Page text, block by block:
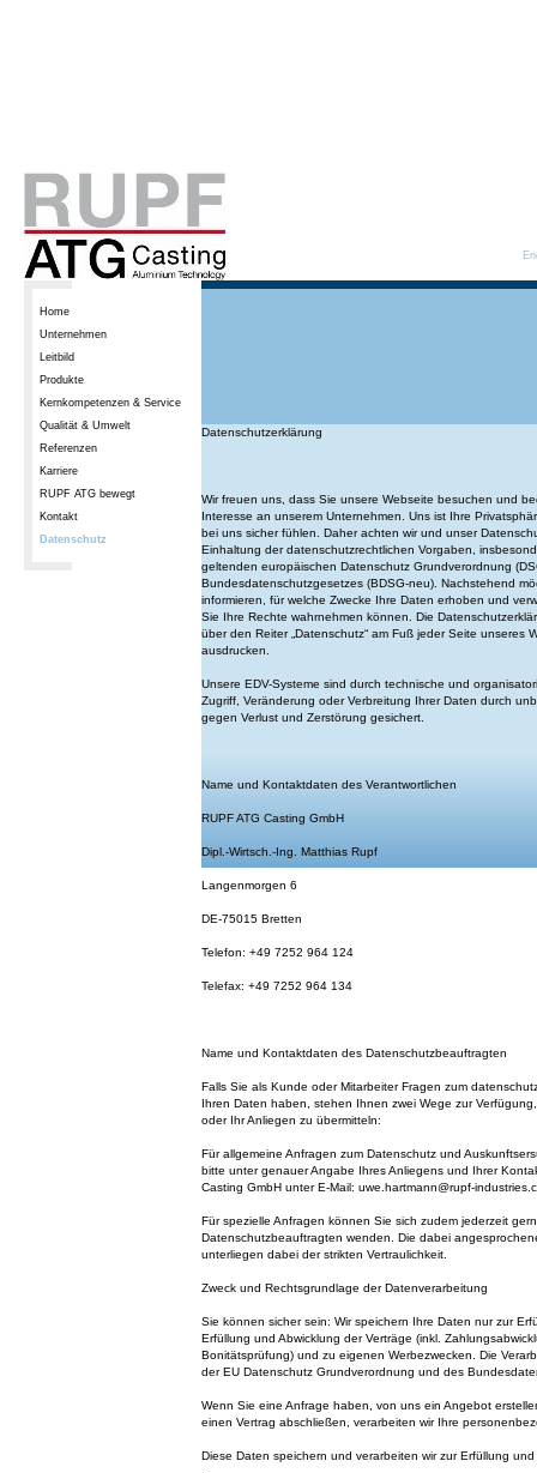
Home
Unternehmen
Leitbild
Produkte
Kernkompetenzen & Service
Qualität & Umwelt
Referenzen
Karriere
RUPF ATG bewegt
Kontakt
Datenschutz
Datenschutzerklärung
Wir freuen uns, dass Sie unsere Webseite besuchen und
Interesse an unserem Unternehmen. Uns ist Ihre
bei uns sicher fühlen. Daher achten wir und unser
Einhaltung der datenschutzrechtlichen Vorgaben,
geltenden europäischen Datenschutz Grundverordnung
Bundesdatenschutzgesetzes (BDSG-neu). Nachstehend
informieren, für welche Zwecke Ihre Daten erhoben und
Sie Ihre Rechte wahrnehmen können. Die
über den Reiter „Datenschutz“ am Fuß jeder Seite unseres
ausdrucken.
Unsere EDV-Systeme sind durch technische und
Zugriff, Veränderung oder Verbreitung Ihrer Daten durch
gegen Verlust und Zerstörung gesichert.
Name und Kontaktdaten des Verantwortlichen
RUPF ATG Casting GmbH
Dipl.-Wirtsch.-Ing. Matthias Rupf
Langenmorgen 6
DE-75015 Bretten
Telefon: +49 7252 964 124
Telefax: +49 7252 964 134
Name und Kontaktdaten des Datenschutzbeauftragten
Falls Sie als Kunde oder Mitarbeiter Fragen zum
Ihren Daten haben, stehen Ihnen zwei Wege zur
oder Ihr Anliegen zu übermitteln:
Für allgemeine Anfragen zum Datenschutz und
bitte unter genauer Angabe Ihres Anliegens und Ihrer
Casting GmbH unter E-Mail: uwe.hartmann@rupf-
Für spezielle Anfragen können Sie sich zudem jederzeit
Datenschutzbeauftragten wenden. Die dabei
unterliegen dabei der strikten Vertraulichkeit.
Zweck und Rechtsgrundlage der Datenverarbeitung
Sie können sicher sein: Wir speichern Ihre Daten nur zur
Erfüllung und Abwicklung der Verträge (inkl.
Bonitätsprüfung) und zu eigenen Werbezwecken. Die
der EU Datenschutz Grundverordnung und des
Wenn Sie eine Anfrage haben, von uns ein Angebot
einen Vertrag abschließen, verarbeiten wir Ihre
Diese Daten speichern und verarbeiten wir zur Erfüllung